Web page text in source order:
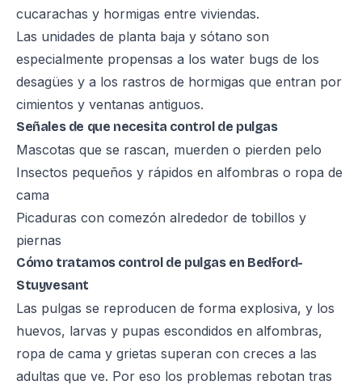
cucarachas y hormigas entre viviendas.
Las unidades de planta baja y sótano son
especialmente propensas a los water bugs de los
desagües y a los rastros de hormigas que entran por
cimientos y ventanas antiguos.
Señales de que necesita control de pulgas
Mascotas que se rascan, muerden o pierden pelo
Insectos pequeños y rápidos en alfombras o ropa de
cama
Picaduras con comezón alrededor de tobillos y
piernas
Cómo tratamos control de pulgas en Bedford-
Stuyvesant
Las pulgas se reproducen de forma explosiva, y los
huevos, larvas y pupas escondidos en alfombras,
ropa de cama y grietas superan con creces a las
adultas que ve. Por eso los problemas rebotan tras